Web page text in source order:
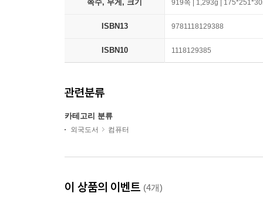
쪽수, 무게, 크기 919쪽 | 1,293g |
ISBN13 9781118129388
ISBN10 1118129385
관련분류
카테고리 분류
외국도서 컴퓨터
이 상품의 이벤트 (4개)